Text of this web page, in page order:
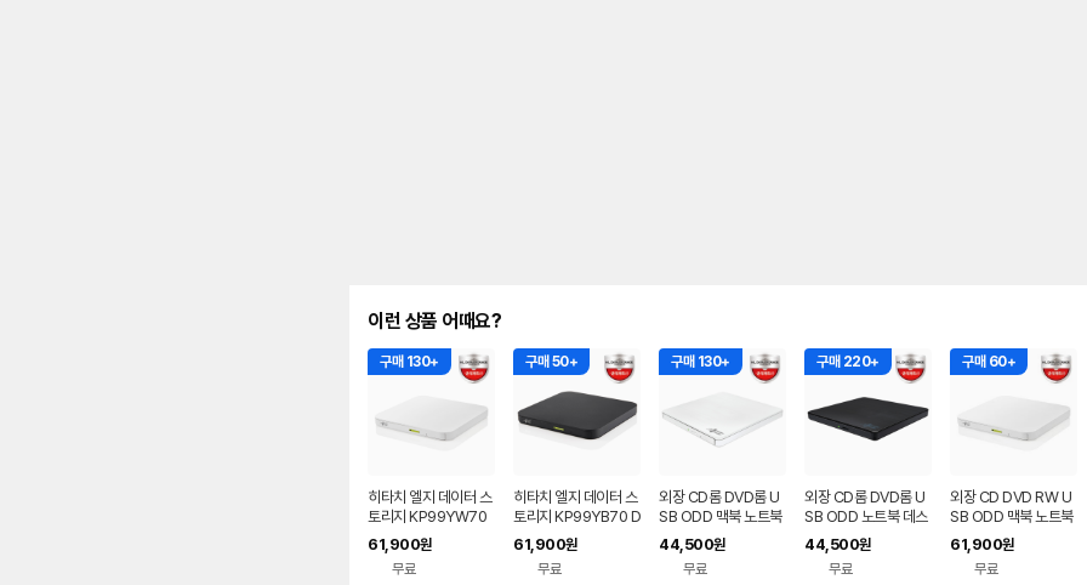
이런 상품 어때요?
구매 130+
히타치 엘지 데이터 스
토리지 KP99YW70
DVD 화이트 외장OD
D CD DVD 리핑 안드
로이드
61,900원
무료
구매 50+
히타치 엘지 데이터 스
토리지 KP99YB70 D
VD 블랙 외장ODD C
D DVD 리핑 안드로이
61,900원
무료
구매 130+
외장 CD롬 DVD롬 U
SB ODD 맥북 노트북
호환 화이트 히타치엘
지 GP62NW60
44,500원
무료
구매 220+
외장 CD롬 DVD롬 U
SB ODD 노트북 데스
크탑 맥 호환 블랙 히타
치엘지 GP62NB60
44,500원
무료
구매 60+
외장 CD DVD RW U
SB ODD 맥북 노트북
호환 안드로이드 지원
화이트 히타치엘지 KP
99YW70
61,900원
무료